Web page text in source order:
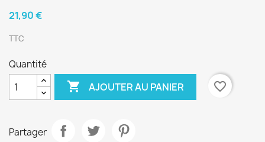
21,90 €
TTC
Quantité
 AJOUTER AU PANIER favorite_border
Partager